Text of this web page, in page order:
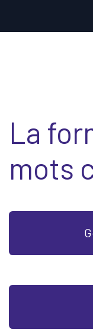
La
mots